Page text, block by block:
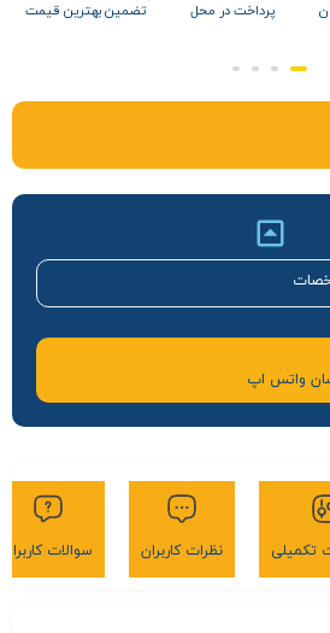
پرداخت در محل تضمین بهترین قیمت
واتس اپ
تکمیلی نظرات کاربران سوالات کاربران